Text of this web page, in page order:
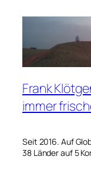
Frank
immer
Seit 2016. Auf
38 Länder auf 5